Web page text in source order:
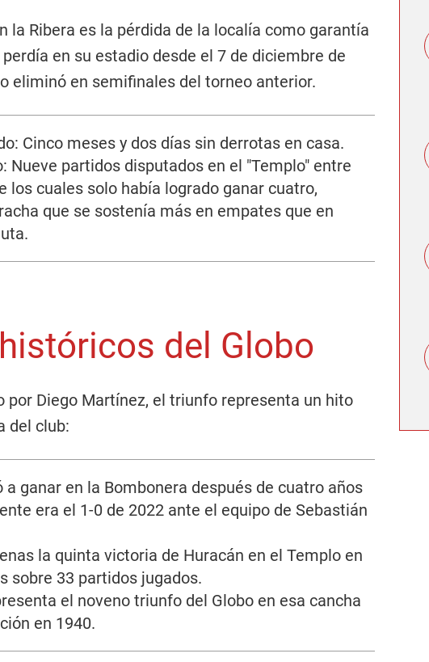
la Ribera es la pérdida de la localía como garantía
en su estadio desde el 7 de diciembre de
eliminó en semifinales del torneo anterior.
Cinco meses y dos días sin derrotas en casa.
Nueve partidos disputados en el "Templo" entre
los cuales solo había logrado ganar cuatro,
que se sostenía más en empates que en
del Globo
por Diego Martínez, el triunfo representa un hito
del club:
a ganar en la Bombonera después de cuatro años
era el 1-0 de 2022 ante el equipo de Sebastián
la quinta victoria de Huracán en el Templo en
sobre 33 partidos jugados.
el noveno triunfo del Globo en esa cancha
en 1940.